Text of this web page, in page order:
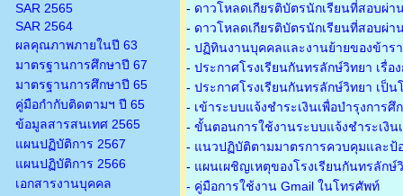
SAR 2565
SAR 2564
ผลคุณภาพภายในปี 63
มาตรฐานการศึกษาปี 67
มาตรฐานการศึกษาปี 65
คู่มือกำกับติดตามฯ ปี 65
ข้อมูลสารสนเทศ 2565
แผนปฏิบัติการ 2567
แผนปฏิบัติการ 2566
เอกสารงานบุคคล
- ดาวโหลดเกียรติบัตรนักเรียนที่สอบผ่
- ดาวโหลดเกียรติบัตรนักเรียนที่สอบผ่
- ปฏิทินงานบุคคลและงานย้ายของข้าร
- ประกาศโรงเรียนกันทรลักษ์วิทยา เรื่
- ประกาศโรงเรียนกันทรลักษ์วิทยา เป็
- เข้าระบบแจ้งชำระเงินเพื่อบำรุงการศึ
- ขั้นตอนการใช้งานระบบแจ้งชำระเงิน
- แนวปฏิบัติตามมาตรการควบคุมและป้
- แผนเผชิญเหตุของโรงเรียนกันทรลัก
- คู่มือการใช้งาน Gmail ในโทรศัพท์